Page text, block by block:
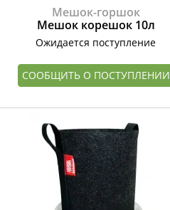
Мешок-горшок
Мешок корешок 10л
Ожидается поступление
СООБЩИТЬ О ПОСТУПЛЕНИИ